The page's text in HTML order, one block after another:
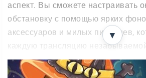
аспект. Вы сможете настраивать
обстановку с помощью ярких
аксессуаров и милых питомцев,
каждую трансляцию
в супермаркеты, чтобы добавлять
больше разнообразия продуктов
▼